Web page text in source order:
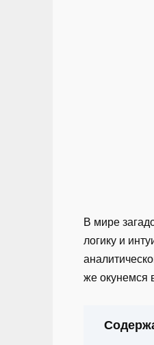
В мире
логику и
же окунемся